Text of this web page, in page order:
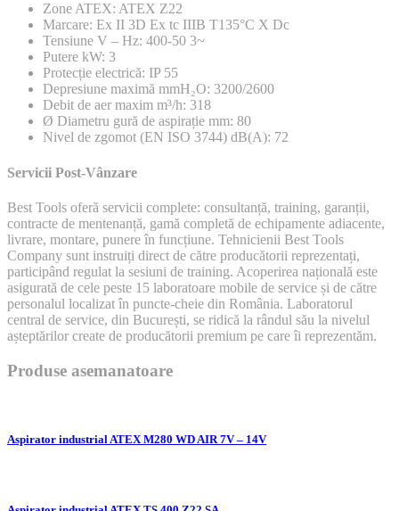
Zone ATEX: ATEX Z22
Marcare: Ex II 3D Ex tc IIIB T135°C X Dc
Tensiune V – Hz: 400-50 3~
Putere kW: 3
Protecție electrică: IP 55
Depresiune maximă mmH₂O: 3200/2600
Debit de aer maxim m³/h: 318
Ø Diametru gură de aspirație mm: 80
Nivel de zgomot (EN ISO 3744) dB(A): 72
Servicii Post-Vânzare
Best Tools oferă servicii complete: consultanță, training, garanții,
contracte de mentenanță, gamă completă de echipamente adiacente,
livrare, montare, punere în funcțiune. Tehnicienii Best Tools
Company sunt instruiți direct de către producătorii reprezentați,
participând regulat la sesiuni de training. Acoperirea națională este
asigurată de cele peste 15 laboratoare mobile de service și de către
personalul localizat în puncte-cheie din România. Laboratorul
central de service, din București, se ridică la rândul său la nivelul
așteptărilor create de producătorii premium pe care îi reprezentăm.
Produse asemanatoare
Aspirator industrial ATEX M280 WD AIR 7V – 14V